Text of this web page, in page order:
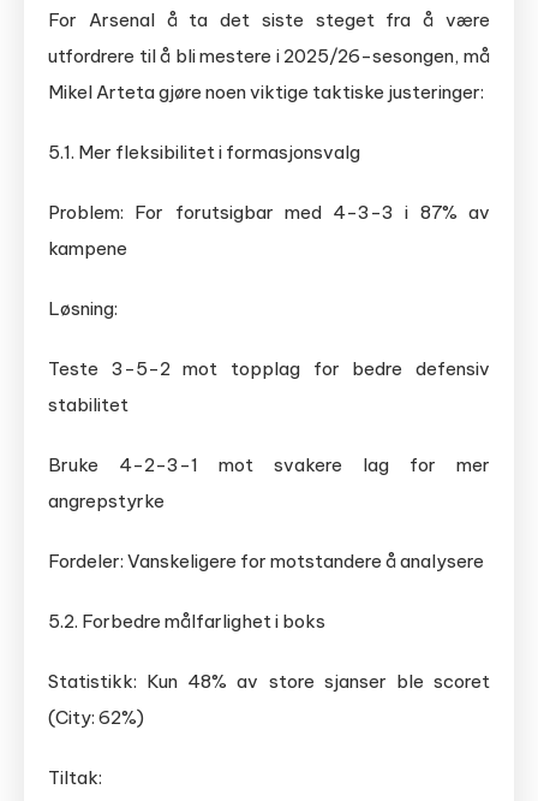
For Arsenal å ta det siste steget fra å være
utfordrere til å bli mestere i 2025/26-sesongen, må
Mikel Arteta gjøre noen viktige taktiske justeringer:
5.1. Mer fleksibilitet i formasjonsvalg
Problem: For forutsigbar med 4-3-3 i 87% av
kampene
Løsning:
Teste 3-5-2 mot topplag for bedre defensiv
stabilitet
Bruke 4-2-3-1 mot svakere lag for mer
angrepstyrke
Fordeler: Vanskeligere for motstandere å analysere
5.2. Forbedre målfarlighet i boks
Statistikk: Kun 48% av store sjanser ble scoret
(City: 62%)
Tiltak: